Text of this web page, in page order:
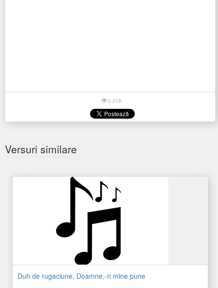
2.318
Versuri similare
Duh de rugaciune, Doamne,-n mine pune